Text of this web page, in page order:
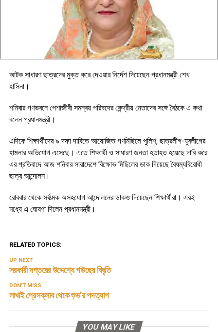
আটক সাধারণ ছাত্রদের মুক্ত করে দেওয়ার নির্দেশ দিয়েছেন প্রধানমন্ত্রী শেখ
হাসিনা।
শনিবার গণভবনে পেশাজীবী সমন্বয় পরিষদের কেন্দ্রীয় নেতাদের সঙ্গে বৈঠকে এ কথা
বলেন প্রধানমন্ত্রী।
এদিকে শিক্ষার্থীদের ৯ দফা দাবিতে আয়োজিত গণমিছিলে পুলিশ, ছাত্রলীগ-যুবলীগের
হামলার অভিযোগ এসেছে। এতে শিক্ষার্থী ও সাধারণ জনতা হতাহত হয়েছে দাবি করে
এর প্রতিবাদে আজ শনিবার সারাদেশে বিক্ষোভ মিছিলের ডাক দিয়েছে বৈষম্যবিরোধী
ছাত্র আন্দোলন।
রোববার থেকে সর্বাত্মক অসহযোগ আন্দোলনের ডাকও দিয়েছেন শিক্ষার্থীরা। এরই
মধ্যে এ ঘোষণা দিলেন প্রধানমন্ত্রী।
RELATED TOPICS:
UP NEXT
সরকারী দপ্তরের উদ্দেশ্যে গউছের বিবৃতি
DON'T MISS
লাখাই প্রেসক্লাব থেকে শু়ভ’র পদত্যাগ
YOU MAY LIKE